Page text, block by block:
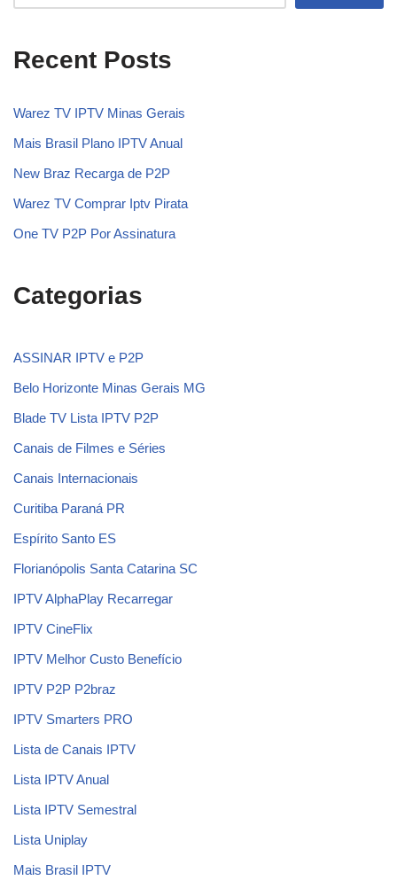
Recent Posts
Warez TV IPTV Minas Gerais
Mais Brasil Plano IPTV Anual
New Braz Recarga de P2P
Warez TV Comprar Iptv Pirata
One TV P2P Por Assinatura
Categorias
ASSINAR IPTV e P2P
Belo Horizonte Minas Gerais MG
Blade TV Lista IPTV P2P
Canais de Filmes e Séries
Canais Internacionais
Curitiba Paraná PR
Espírito Santo ES
Florianópolis Santa Catarina SC
IPTV AlphaPlay Recarregar
IPTV CineFlix
IPTV Melhor Custo Benefício
IPTV P2P P2braz
IPTV Smarters PRO
Lista de Canais IPTV
Lista IPTV Anual
Lista IPTV Semestral
Lista Uniplay
Mais Brasil IPTV